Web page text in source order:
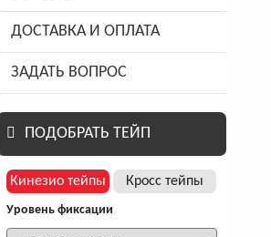
ДОСТАВКА И ОПЛАТА
ЗАДАТЬ ВОПРОС
ПОДОБРАТЬ ТЕЙП
Кинезио тейпы Кросс тейпы
Уровень фиксации